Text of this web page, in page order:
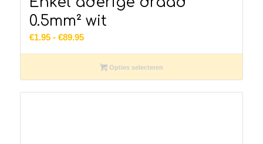
0.5mm² wit
€1.95 - €89.95Prijsklasse:
€89.95
Opties selecteren